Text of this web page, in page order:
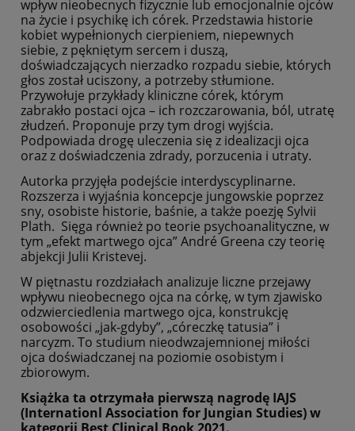
wpływ nieobecnych fizycznie lub emocjonalnie ojców
na życie i psychikę ich córek. Przedstawia historie
kobiet wypełnionych cierpieniem, niepewnych
siebie, z pękniętym sercem i duszą,
doświadczających nierzadko rozpadu siebie, których
głos został uciszony, a potrzeby stłumione.
Przywołuje przykłady kliniczne córek, którym
zabrakło postaci ojca – ich rozczarowania, ból, utratę
złudzeń. Proponuje przy tym drogi wyjścia.
Podpowiada drogę uleczenia się z idealizacji ojca
oraz z doświadczenia zdrady, porzucenia i utraty.
Autorka przyjęła podejście interdyscyplinarne.
Rozszerza i wyjaśnia koncepcje jungowskie poprzez
sny, osobiste historie, baśnie, a także poezję Sylvii
Plath. Sięga również po teorie psychoanalityczne, w
tym „efekt martwego ojca” André Greena czy teorię
abjekcji Julii Kristevej.
W piętnastu rozdziałach analizuje liczne przejawy
wpływu nieobecnego ojca na córkę, w tym zjawisko
odzwierciedlenia martwego ojca, konstrukcję
osobowości „jak-gdyby”, „córeczkę tatusia” i
narcyzm. To studium nieodwzajemnionej miłości
ojca doświadczanej na poziomie osobistym i
zbiorowym.
Książka ta otrzymała pierwszą nagrodę IAJS
(Internationl Association for Jungian Studies) w